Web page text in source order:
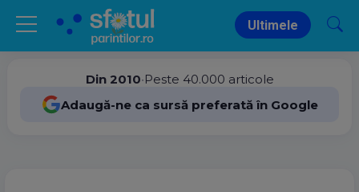
Ultimele
Din 2010•Peste 40.000 articole
Adaugă-ne ca sursă preferată în Google